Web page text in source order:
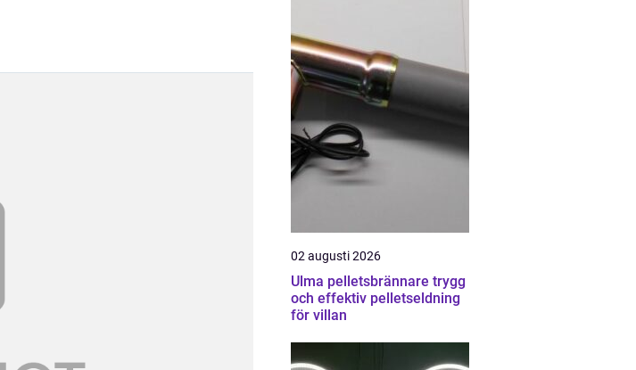
02 augusti 2026
Ulma pelletsbrännare trygg
och effektiv pelletseldning
för villan